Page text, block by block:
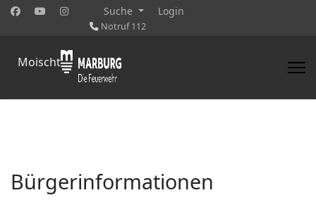
Suche Login
Notruf 112
Moischt
Bürgerinformationen